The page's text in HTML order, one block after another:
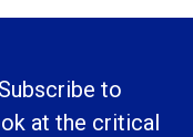
to
at the critical